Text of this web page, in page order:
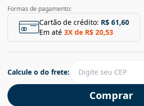
Formas de pagamento:
Cartão de crédito: R$ 61,60
Em até 3X de R$ 20,53
Comprar
Calcule o do frete: